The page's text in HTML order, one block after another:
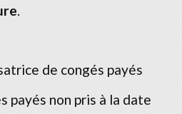
.
de congés payés
payés non pris à la date